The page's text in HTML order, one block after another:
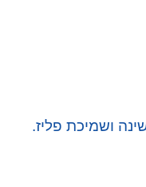
ושמיכת פליז.